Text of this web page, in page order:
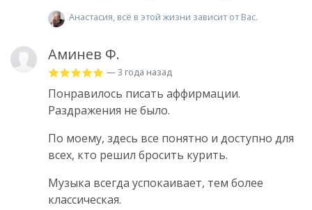
Анастасия, всё в этой жизни зависит от Вас.
Аминев Ф.
— 3 года назад
Понравилось писать аффирмации.
Раздражения не было.
По моему, здесь все понятно и доступно для
всех, кто решил бросить курить.
Музыка всегда успокаивает, тем более
классическая.